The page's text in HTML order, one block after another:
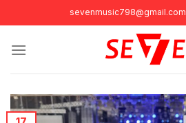
to
content
sevenmusic798@gmail.com